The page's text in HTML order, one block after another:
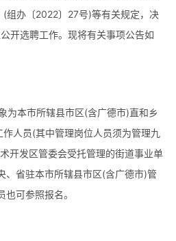
(组办〔2022〕27号)等有关规定，决
开选聘工作。现将有关事项公告如
为本市所辖县市区(含广德市)直和乡
人员(其中管理岗位人员须为管理九
开发区管委会受托管理的街道事业单
、省驻本市所辖县市区(含广德市)管
可参照报名。